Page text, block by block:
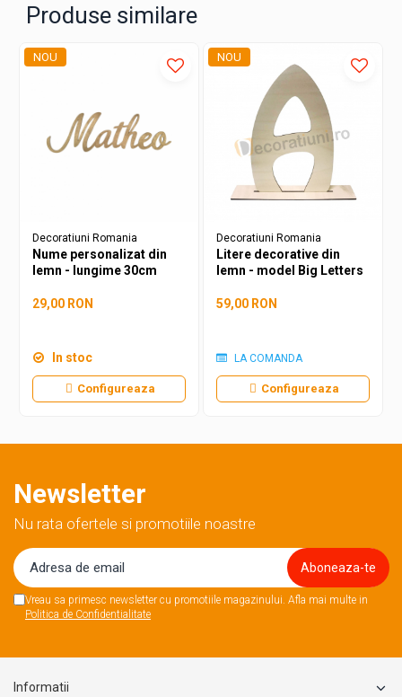
- Nu usca la uscător.
- Nu curăța chimic.
Produse similare
NOU
Decoratiuni Romania
Nume personalizat din
lemn - lungime 30cm
29,00 RON
In stoc
Configureaza
NOU
Decoratiuni Romania
Litere decorative din
lemn - model Big Letters
59,00 RON
LA COMANDA
Configureaza
Newsletter
Nu rata ofertele si promotiile noastre
Vreau sa primesc newsletter cu promotiile magazinului. Afla mai multe in
Politica de Confidentialitate
Informatii